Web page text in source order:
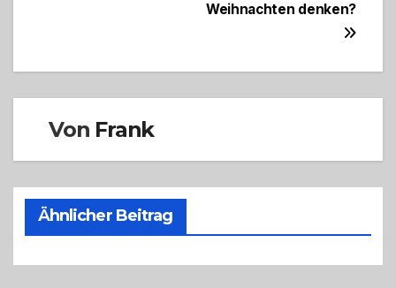
Weihnachten denken?
Von Frank
Ähnlicher Beitrag